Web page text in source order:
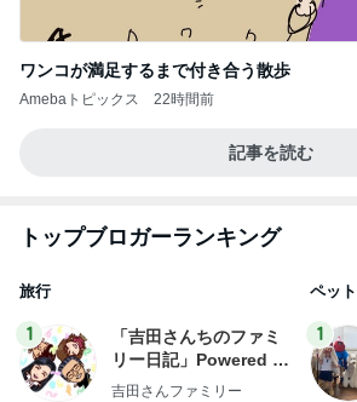
ワンコが満足するまで付き合う散歩
Amebaトピックス 22時間前
記事を読む
トップブロガーランキング
旅行
1
「吉田さんちのファミ
リー日記」Powered b
y Ameba 吉田さんファ
吉田さんファミリー
ペット
1